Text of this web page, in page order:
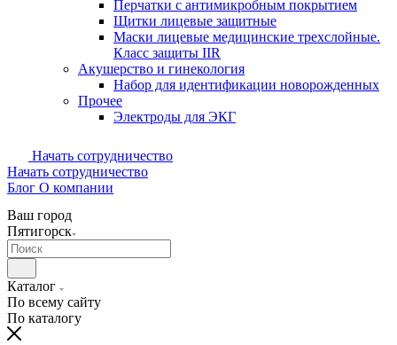
Перчатки с антимикробным покрытием
Щитки лицевые защитные
Маски лицевые медицинские трехслойные.
Класс защиты IIR
Акушерство и гинекология
Набор для идентификации новорожденных
Прочее
Электроды для ЭКГ
Начать сотрудничество
Начать сотрудничество
Блог О компании
Ваш город
Пятигорск
Каталог
По всему сайту
По каталогу